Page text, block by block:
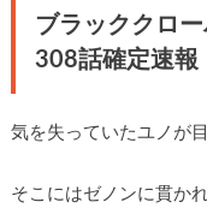
ブラッククロ
308話確定速報
気を失っていたユノが
そこにはゼノンに貫か